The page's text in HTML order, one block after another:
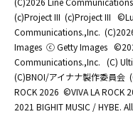
(c)Project III (c)Project III
Communications.,Inc.
Images ⓒ Getty Images
Communications.,Inc. (C)
(C)BNOI/アイナナ製作委員会
ROCK 2026 ©️VIVA LA ROCK
2021 BIGHIT MUSIC / HYBE.